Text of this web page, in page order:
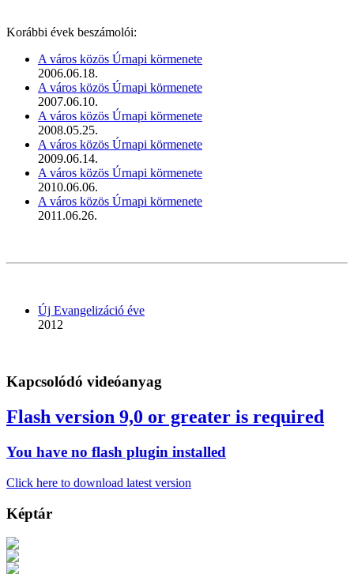
Korábbi évek beszámolói:
A város közös Úrnapi körmenete
2006.06.18.
A város közös Úrnapi körmenete
2007.06.10.
A város közös Úrnapi körmenete
2008.05.25.
A város közös Úrnapi körmenete
2009.06.14.
A város közös Úrnapi körmenete
2010.06.06.
A város közös Úrnapi körmenete
2011.06.26.
Új Evangelizáció éve
2012
Kapcsolódó videóanyag
Flash version 9,0 or greater is required
You have no flash plugin installed
Click here to download latest version
Képtár